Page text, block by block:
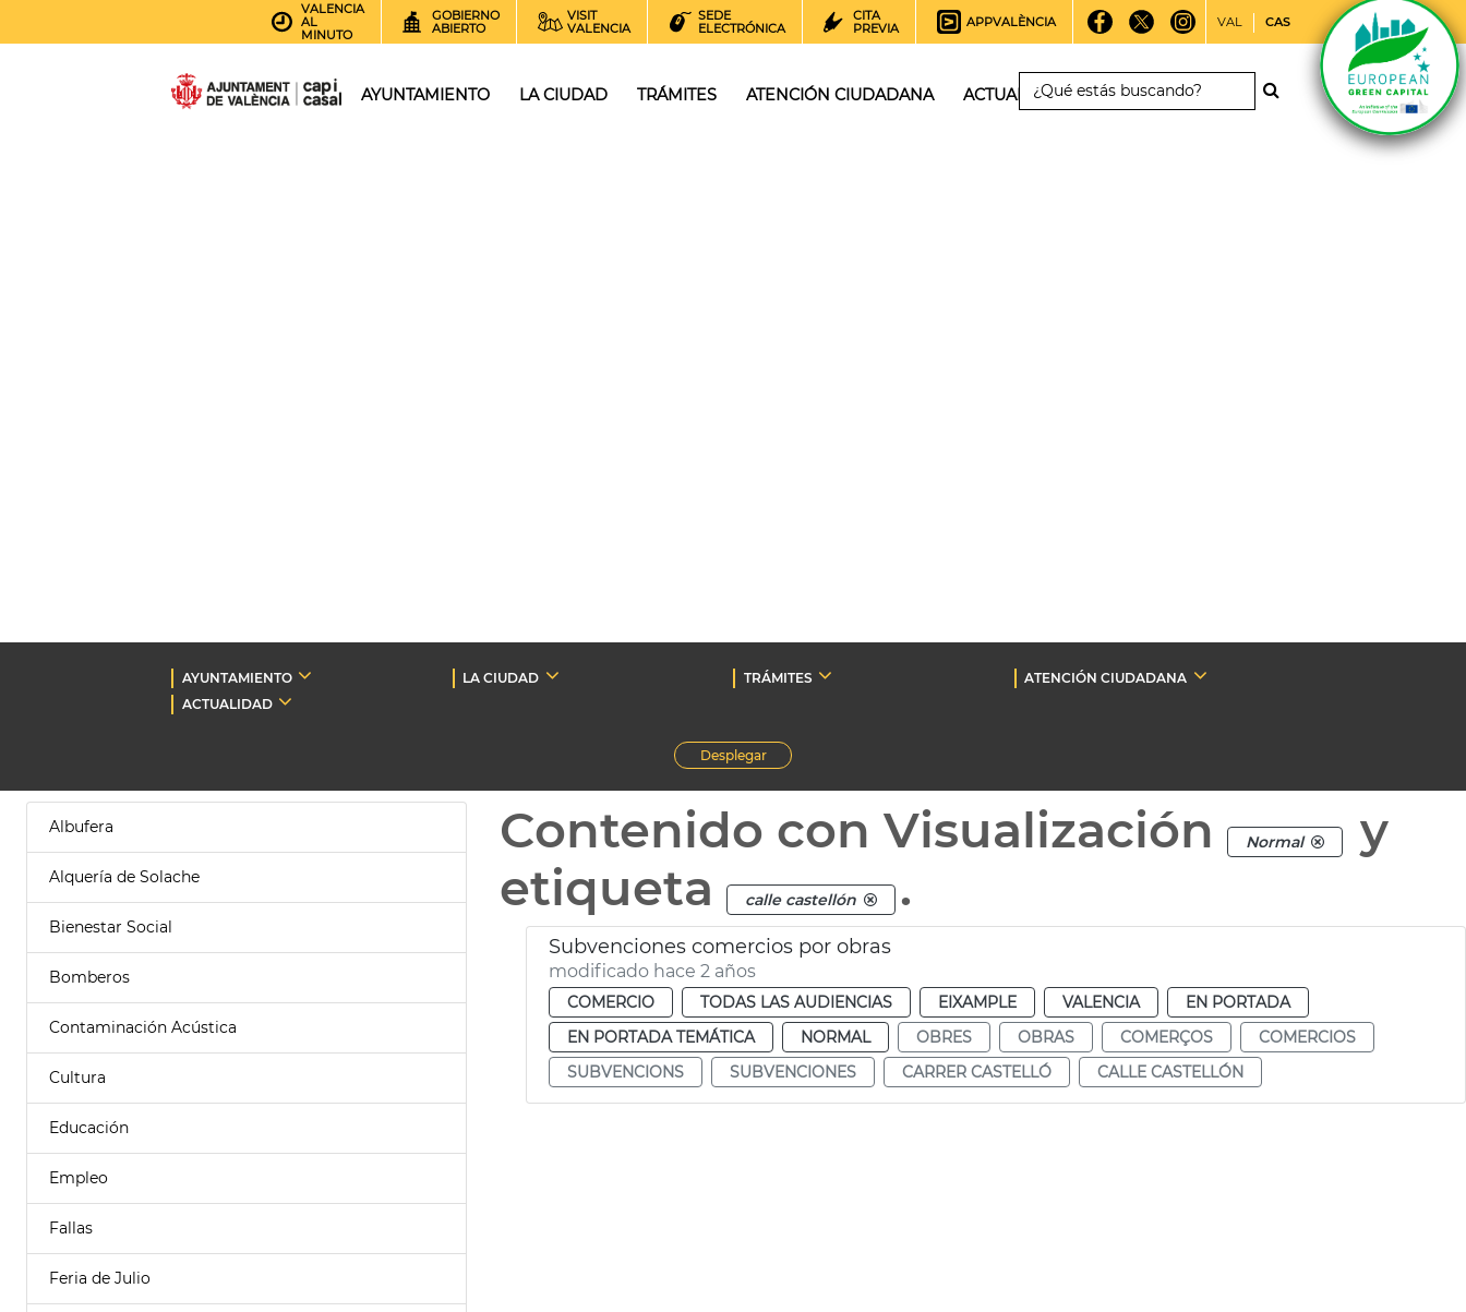
VALENCIA
AL
MINUTO
GOBIERNO
ABIERTO
VISIT
VALENCIA
SEDE
ELECTRÓNICA
CITA
PREVIA
APPVALÈNCIA VAL CAS
AYUNTAMIENTO LA CIUDAD TRÁMITES ATENCIÓN CIUDADANA ACTUALIDAD
AYUNTAMIENTO LA CIUDAD TRÁMITES
ATENCIÓN CIUDADANA
ACTUALIDAD
Desplegar
Albufera
Alquería de Solache
Bienestar Social
Bomberos
Contaminación Acústica
Cultura
Educación
Empleo
Fallas
Feria de Julio
Contenido con Visualización Normal
y
etiqueta
calle castellón .
Subvenciones comercios por obras
modificado hace 2 años
COMERCIO TODAS LAS AUDIENCIAS EIXAMPLE VALENCIA
EN PORTADA
EN PORTADA TEMÁTICA
NORMAL OBRES OBRAS COMERÇOS
COMERCIOS
SUBVENCIONS
SUBVENCIONES CARRER CASTELLÓ CALLE CASTELLÓN